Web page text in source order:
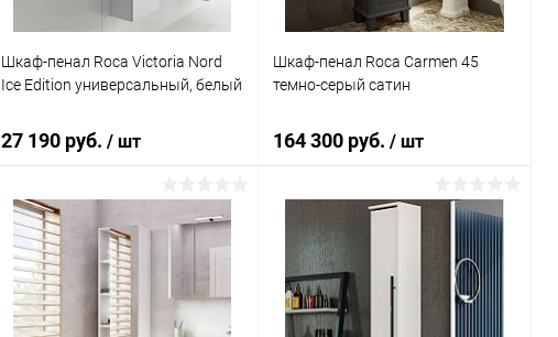
Шкаф-пенал Roca Victoria Nord
Ice Edition универсальный, белый
27 190 руб. / шт
В корзину
Купить в 1 клик Сравнение
В избранное Под заказ
Шкаф-пенал Roca Carmen 45
темно-серый сатин
164 300 руб./ шт
Купить в 1 клик Сравнение
В избранное